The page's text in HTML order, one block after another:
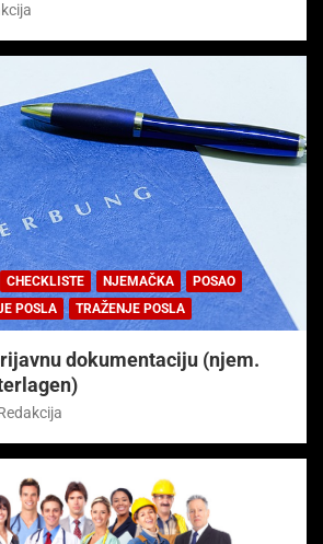
CHECKLISTE NJEMAČKA
POSAO
POSLA
TRAŽENJE POSLA
dokumentaciju (njem.